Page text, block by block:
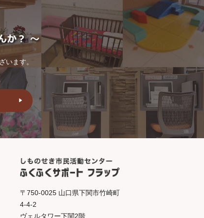
います。
〒750-0025 山口県下関市竹崎町
4-4-2
ヴェルタワー下関2階